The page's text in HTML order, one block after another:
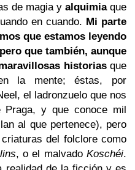
de magia y alquimiaque
en cuando. Mi parte
que estamos leyendo
que también, aunque
historiasque
la mente; éstas, por
el ladronzuelo que nos
Praga, y que conoce mil
al que pertenece), pero
del folclore como
, o el malvadoKoschéi.